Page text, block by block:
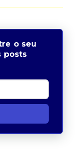
o seu
posts